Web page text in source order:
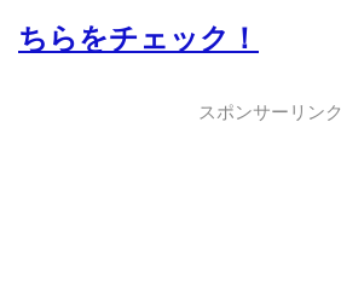
ちらをチェック！
スポンサーリンク